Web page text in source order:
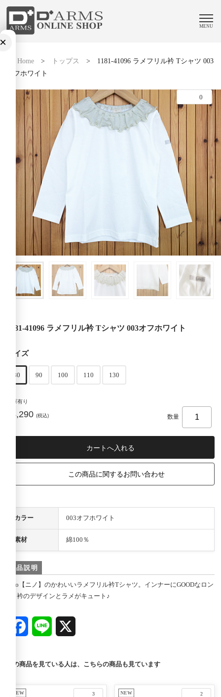
MENU
Home> トップス > 1181-41096 ラメフリル衿 Tシャツ 003
オフホワイト
0
1181-41096 ラメフリル衿 Tシャツ 003オフホワイト
サイズ
80 90 100 110 130
在庫有り
¥4,290 (税込) 数量
この商品に関するお問い合わせ
カラー 003オフホワイト
素材 綿100％
商品説明
nino【ニノ】のかわいいラメフリル衿Tシャツ。インナーにGOODなロン
T。衿のデザインとラメがキュート♪
FacebookLine
この商品を見ている人は、こちらの商品も見ています
3
NEW 2
NEW
×